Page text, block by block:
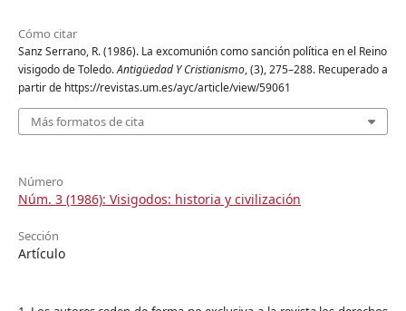
Cómo citar
Sanz Serrano, R. (1986). La excomunión como sanción política en el Reino
visigodo de Toledo.Antigüedad Y Cristianismo, (3), 275–288. Recuperado a
partir de https://revistas.um.es/ayc/article/view/59061
Más formatos de cita
Número
Núm. 3 (1986): Visigodos: historia y civilización
Sección
Artículo